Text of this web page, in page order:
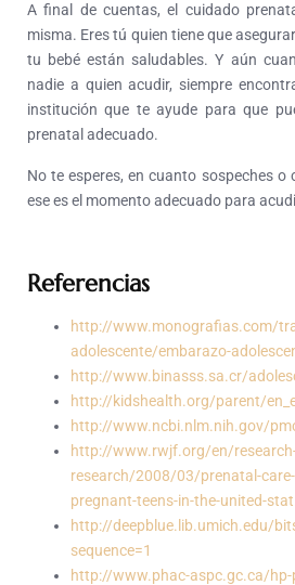
A final de cuentas, el cuidado
misma. Eres tú quien tiene que
tu bebé están saludables. Y aún
nadie a quien acudir, siempre
institución que te ayude para que
prenatal adecuado.
No te esperes, en cuanto sospeches
ese es el momento adecuado para
Referencias
http://www.monografias.com/
adolescente/embarazo-
http://www.binasss.sa.cr/
http://kidshealth.org/parent/
http://www.ncbi.nlm.nih.gov/
http://www.rwjf.org/en/
research/2008/03/prenatal-
pregnant-teens-in-the-united-
http://deepblue.lib.umich.edu/
sequence=1
http://www.phac-aspc.gc.ca/